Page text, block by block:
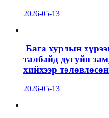
2026-05-13
Бага хурлын
талбайд дугуйн
хийхээр төлөвлөсөн
2026-05-13